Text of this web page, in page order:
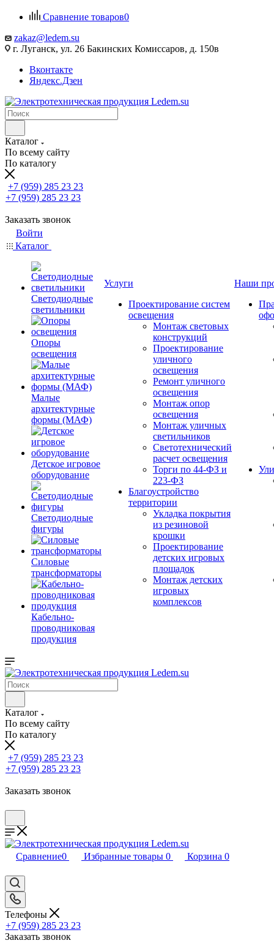
Сравнение товаров0
zakaz@ledem.su
г. Луганск, ул. 26 Бакинских Комиссаров, д. 150в
Вконтакте
Яндекс.Дзен
Каталог
По всему сайту
По каталогу
+7 (959) 285 23 23
+7 (959) 285 23 23
Заказать звонок
Войти
Каталог
Светодиодные
светильники
Опоры
освещения
Малые
архитектурные
формы (МАФ)
Детское игровое
оборудование
Светодиодные
фигуры
Силовые
трансформаторы
Кабельно-
проводниковая
продукция
Услуги
Проектирование систем
освещения
Монтаж световых
конструкций
Проектирование
уличного
освещения
Ремонт уличного
освещения
Монтаж опор
освещения
Монтаж уличных
светильников
Светотехнический
расчет освещения
Торги по 44-ФЗ и
223-ФЗ
Благоустройство
территории
Укладка покрытия
из резиновой
крошки
Проектирование
детских игровых
площадок
Монтаж детских
игровых
комплексов
Наши
Каталог
По всему сайту
По каталогу
+7 (959) 285 23 23
+7 (959) 285 23 23
Заказать звонок
Сравнение0 Избранные товары 0 Корзина 0
Телефоны
+7 (959) 285 23 23
Заказать звонок